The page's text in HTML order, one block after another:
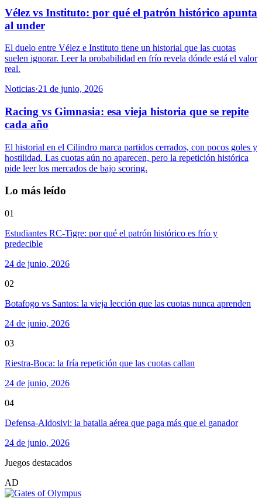
Vélez vs Instituto: por qué el patrón histórico apunta
al under
El duelo entre Vélez e Instituto tiene un historial que las cuotas
suelen ignorar. Leer la probabilidad en frío revela dónde está el valor
real.
Noticias·21 de junio, 2026
Racing vs Gimnasia: esa vieja historia que se repite
cada año
El historial en el Cilindro marca partidos cerrados, con pocos goles y
hostilidad. Las cuotas aún no aparecen, pero la repetición histórica
pide leer los mercados de bajo scoring.
Lo más leído
01
Estudiantes RC-Tigre: por qué el patrón histórico es frío y
predecible
24 de junio, 2026
02
Botafogo vs Santos: la vieja lección que las cuotas nunca aprenden
24 de junio, 2026
03
Riestra-Boca: la fría repetición que las cuotas callan
24 de junio, 2026
04
Defensa-Aldosivi: la batalla aérea que paga más que el ganador
24 de junio, 2026
Juegos destacados
AD